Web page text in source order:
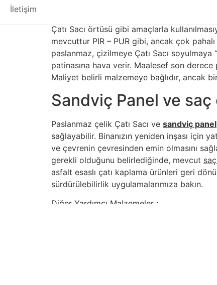
İletişim
Çatı Sacı örtüsü gibi amaçlarla
mevcuttur PIR – PUR gibi, ancak çok pahalı
paslanmaz, çizilmeye Çatı Sacı
patinasına hava verir. Maalesef son derece
Maliyet belirli malzemeye bağlıdır, ancak
Sandviç Panel ve saç
Paslanmaz çelik Çatı Sacı ve sandviç panel
sağlayabilir. Binanızın yeniden inşası için
ve çevrenin çevresinden emin olmasını
gerekli olduğunu belirlediğinde, mevcut
asfalt esaslı çatı kaplama ürünleri geri
sürdürülebilirlik uygulamalarımıza bakın.
Diğer Yardımcı Malzemeler :